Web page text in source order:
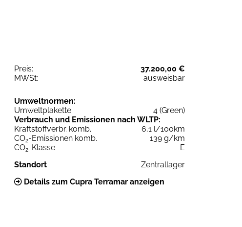
Preis:
37.200,00 €
MWSt:
ausweisbar
Umweltnormen:
Umweltplakette
4 (Green)
Verbrauch und Emissionen nach WLTP:
Kraftstoffverbr. komb.
6,1 l/100km
CO2-Emissionen komb.
139 g/km
CO2-Klasse
E
Standort
Zentrallager
Details zum Cupra Terramar anzeigen